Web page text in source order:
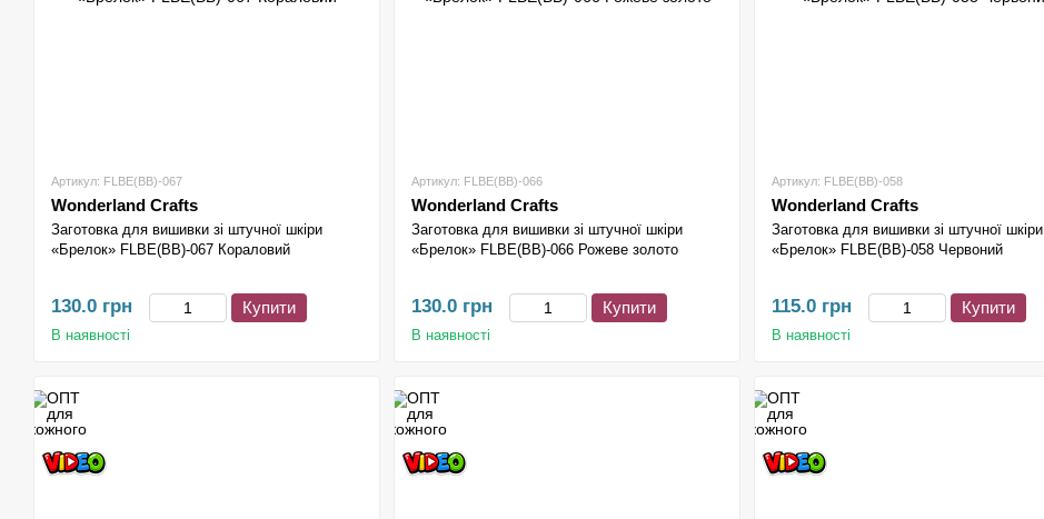
Артикул: FLBE(BB)-067
Wonderland Crafts
Заготовка для вишивки зі штучної шкіри
«Брелок» FLBE(BB)-067 Кораловий
130.0 грн Купити
В наявності
Артикул: FLBE(BB)-066
Wonderland Crafts
Заготовка для вишивки зі штучної шкіри
«Брелок» FLBE(BB)-066 Рожеве золото
130.0 грн Купити
В наявності
Артикул: FLBE(BB)-058
Wonderland Crafts
Заготовка для вишивки зі штучної шкіри
«Брелок» FLBE(BB)-058 Червоний
115.0 грн Купити
В наявності